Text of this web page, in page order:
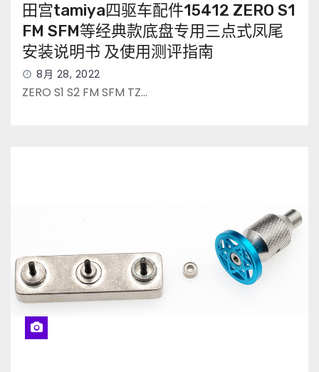
田宫tamiya四驱车配件15412 ZERO S1
FM SFM等经典款底盘专用三点式凤尾
安装说明书 及使用测评指南
8月 28, 2022
ZERO S1 S2 FM SFM TZ…